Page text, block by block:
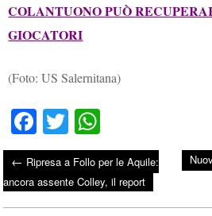
COLANTUONO PUÒ
GIOCATORI
(Foto: US Salernitana)
Fa
ce
bo
ok
T
wi
tte
r
ha
ts
A
Post navigation
← Ripresa a Follo per le Aquile:
ancora assente Colley, il report